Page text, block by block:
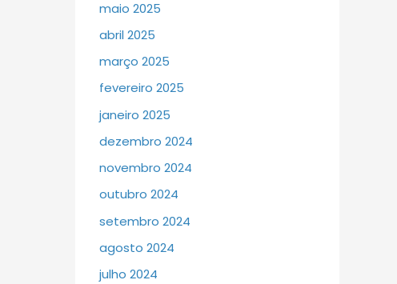
maio 2025
abril 2025
março 2025
fevereiro 2025
janeiro 2025
dezembro 2024
novembro 2024
outubro 2024
setembro 2024
agosto 2024
julho 2024